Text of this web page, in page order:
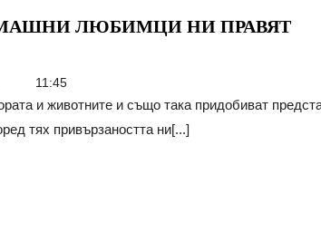
ЛЮБИМЦИ НИ ПРАВЯТ
11:45
тях привързаността ни[...]